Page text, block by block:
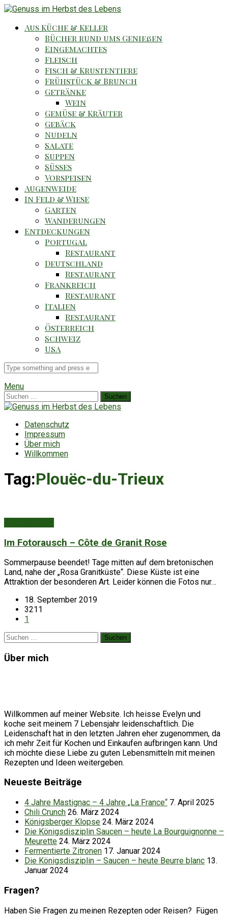
Aus Küche & Keller
Bücher rund ums Genießen
Eingemachtes
Fleisch
Fisch & Krustentiere
Frühstück & Brunch
Getränke
Wein
Gemüse & Kräuter
Gebäck
Nudeln
Salate
Suppen
Süsses
Vorspeisen
Augenweide
In Feld & Wiese
Garten
Wanderungen
Entdeckungen
Portugal
Restaurant
Deutschland
Restaurant
Frankreich
Restaurant
Italien
Restaurant
Österreich
Schweiz
USA
Suche
für
Menu
Suchen
nach:
Datenschutz
Impressum
Über mich
Willkommen
Tag:Plouëc-du-Trieux
Im Fotorausch – Côte de Granit Rose
Sommerpause beendet! Tage mitten auf dem bretonischen
Land, nahe der „Rosa Granitküste“. Diese Küste ist eine
Attraktion der besonderen Art. Leider können die Fotos nur…
18. September 2019
3211
1
Suchen
Über mich
Willkommen auf meiner Website. Ich heisse Evelyn und
koche seit meinem 7 Lebensjahr leidenschaftlich. Die
Leidenschaft hat in den letzten Jahren eher zugenommen, da
ich mehr Zeit für Kochen und Einkaufen aufbringen kann. Und
ich möchte diese Liebe zu guten Lebensmitteln mit meinen
Rezepten und Ideen weitergeben.
Neueste Beiträge
4 Jahre Mastignac – 4 Jahre „La France“ 7. April 2025
Chili Crunch 26. März 2024
Königsberger Klopse 24. März 2024
Die Königsdisziplin Saucen – heute La Bourguignonne –
Meurette 24. März 2024
Fermentierte Zitronen 17. Januar 2024
Die Königsdisziplin – Saucen – heute Beurre blanc 13.
Januar 2024
Fragen?
Haben Sie Fragen zu meinen Rezepten oder Reisen? Fügen